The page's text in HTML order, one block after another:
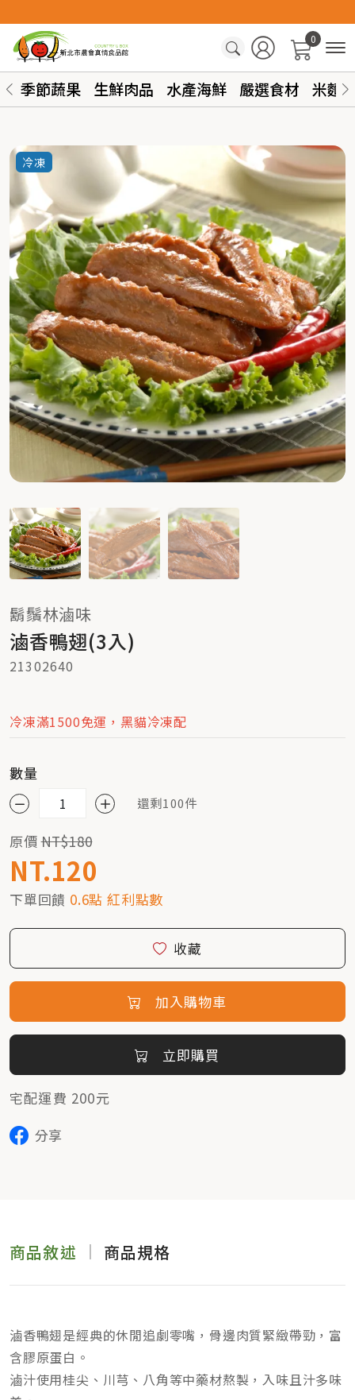
0
季節蔬果 生鮮肉品 水產海鮮 嚴選食材 米麵
冷凍
鬍鬚林滷味
滷香鴨翅(3入)
21302640
冷凍滿1500免運，黑貓冷凍配
數量
還剩100件
原價NT$180
NT.120
下單回饋 0.6點 紅利點數
收藏
加入購物車
立即購買
宅配運費 200元
分享
商品敘述 商品規格
滷香鴨翅是經典的休閒追劇零嘴，骨邊肉質緊緻帶勁，富
含膠原蛋白 。
滷汁使用桂尖、川芎、八角等中藥材熬製，入味且汁多味